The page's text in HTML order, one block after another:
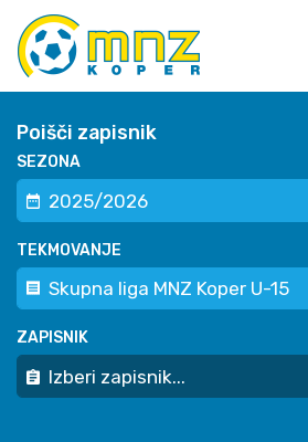
Poišči zapisnik
SEZONA
TEKMOVANJE
ZAPISNIK